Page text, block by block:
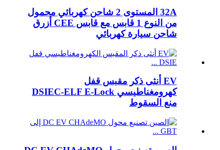
32A المستوى 2 شاحن كهربائي محمول
من النوع 1 قابس مع قابس CEE أزرق
شاحن سيارة كهربائي
EV أنثى ذكر مقبس قفل
كهرومغناطيسي DSIEC-ELF E-Lock
منع السقوط